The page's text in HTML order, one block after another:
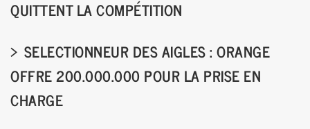
QUITTENT LA COMPÉTITION
SELECTIONNEUR DES AIGLES : ORANGE
OFFRE 200.000.000 POUR LA PRISE EN
CHARGE